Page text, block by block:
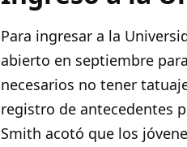
Para ingresar a la
abierto en septiembre
necesarios no tener
registro de antecedentes
Smith acotó que los